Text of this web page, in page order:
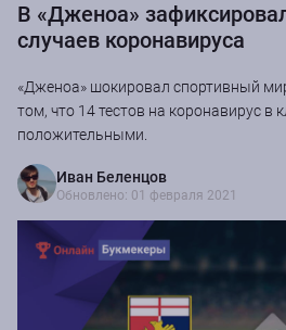
В «Дженоа»
случаев коронавируса
«Дженоа» шокировал спортивный
том, что 14 тестов на коронавирус в
положительными.
Иван Беленцов
Обновлено: 01 февраля 2021